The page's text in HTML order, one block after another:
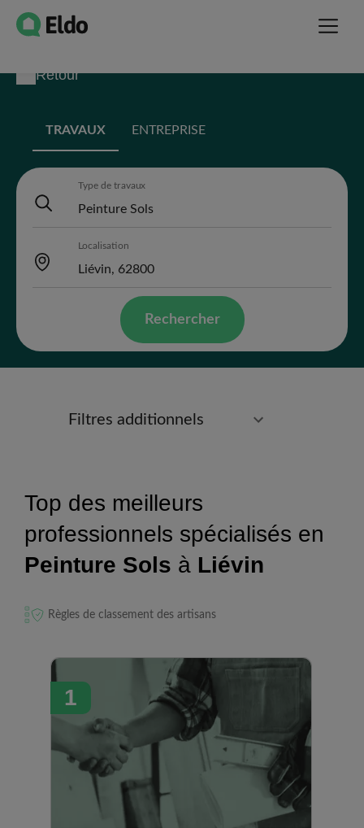
Retour
TRAVAUX ENTREPRISE
Type de travaux
Localisation
Rechercher
Filtres additionnels
Top des meilleurs
professionnels spécialisés en
Peinture Sols à Liévin
Règles de classement des artisans
1